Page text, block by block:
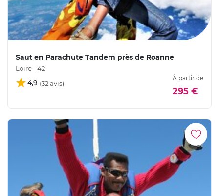
Saut en Parachute Tandem près de Roanne
Loire - 42
4,9
À partir de
295 €